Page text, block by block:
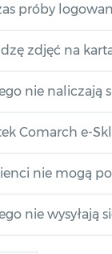
próby
zdjęć na
nie naliczają
Comarch e-
nie mogą
nie wysyłają